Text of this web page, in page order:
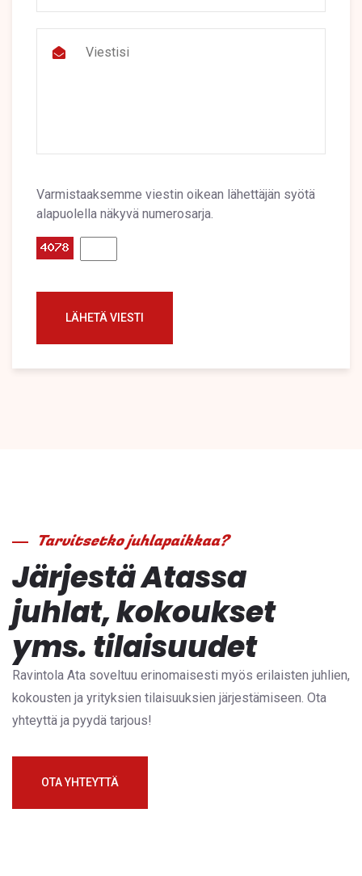
Varmistaaksemme viestin oikean lähettäjän syötä
alapuolella näkyvä numerosarja.
LÄHETÄ VIESTI
Tarvitsetko juhlapaikkaa?
Järjestä Atassa
juhlat, kokoukset
yms. tilaisuudet
Ravintola Ata soveltuu erinomaisesti myös erilaisten juhlien,
kokousten ja yrityksien tilaisuuksien järjestämiseen. Ota
yhteyttä ja pyydä tarjous!
OTA YHTEYTTÄ